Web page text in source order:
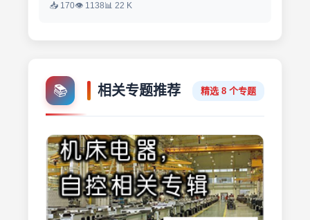
📥 170👁 1138📊 22 K
📚 相关专题推荐 精选 8 个专题